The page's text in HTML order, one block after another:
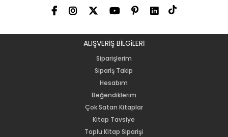
ALIŞVERİŞ BİLGiLERİ
Siparişlerim
Sipariş Takip
Hesabım
Beğendiklerim
Çok Satan Kitaplar
Kitap Tavsiye
Toplu Kitap Siparişi